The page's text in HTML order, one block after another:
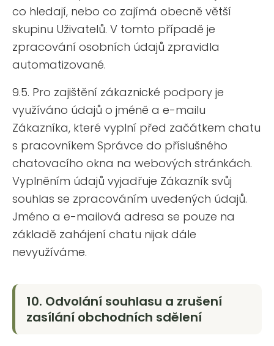
co hledají, nebo co zajímá obecně větší
skupinu Uživatelů. V tomto případě je
zpracování osobních údajů zpravidla
automatizované.
9.5. Pro zajištění zákaznické podpory je
využíváno údajů o jméně a e-mailu
Zákazníka, které vyplní před začátkem chatu
s pracovníkem Správce do příslušného
chatovacího okna na webových stránkách.
Vyplněním údajů vyjadřuje Zákazník svůj
souhlas se zpracováním uvedených údajů.
Jméno a e-mailová adresa se pouze na
základě zahájení chatu nijak dále
nevyužíváme.
10. Odvolání souhlasu a zrušení
zasílání obchodních sdělení